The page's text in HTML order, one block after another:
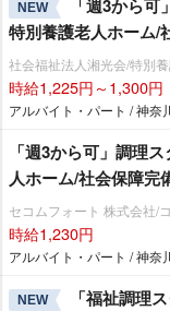
NEW
「週3から
特別養護老人ホーム/
社会福祉法人湘光会/特別
時給1,225円～1,300円
アルバイト・パート / 神奈
「週3から可」調理
人ホーム/社会保障完
セコムフォート 株式会社/
時給1,230円
アルバイト・パート / 神奈
NEW
「福祉調理